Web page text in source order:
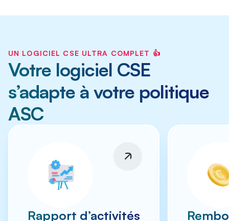
UN LOGICIEL CSE ULTRA COMPLET 👍
Votre logiciel CSE
s’adapte à votre politique
ASC
Rapport d’activités